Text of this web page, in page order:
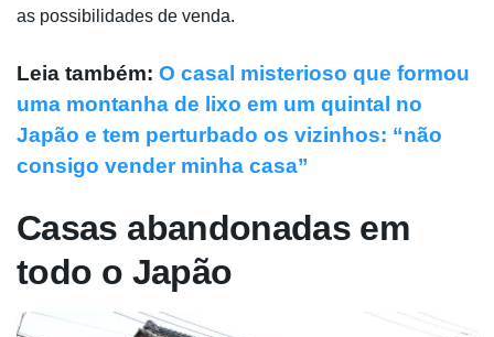
as possibilidades de venda.
Leia também: O casal misterioso que formou
uma montanha de lixo em um quintal no
Japão e tem perturbado os vizinhos: “não
consigo vender minha casa”
Casas abandonadas em
todo o Japão